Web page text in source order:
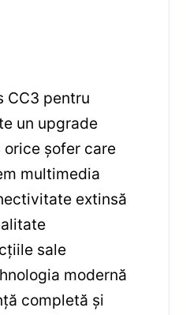
CC3 pentru
un upgrade
șofer care
multimedia
extinsă
sale
modernă
completă și